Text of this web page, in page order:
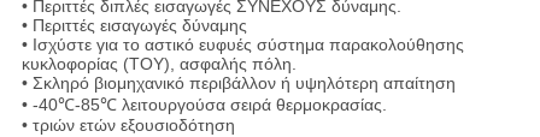
• Περιττές διπλές εισαγωγές ΣΥΝΕΧΟΥΣ δύναμης.
• Περιττές εισαγωγές δύναμης
• Ισχύστε για το αστικό ευφυές σύστημα παρακολούθησης
κυκλοφορίας (ΤΟΥ), ασφαλής πόλη.
• Σκληρό βιομηχανικό περιβάλλον ή υψηλότερη απαίτηση
• -40℃-85℃ λειτουργούσα σειρά θερμοκρασίας.
• τριών ετών εξουσιοδότηση